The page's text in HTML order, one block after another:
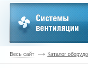
Весь сайт Каталог